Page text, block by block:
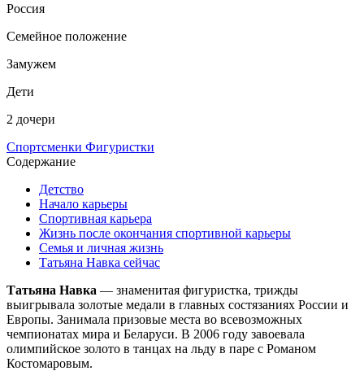
Россия
Семейное положение
Замужем
Дети
2 дочери
Спортсменки Фигуристки
Содержание
Детство
Начало карьеры
Спортивная карьера
Жизнь после окончания спортивной карьеры
Семья и личная жизнь
Татьяна Навка сейчас
Татьяна Навка — знаменитая фигуристка, трижды
выигрывала золотые медали в главных состязаниях России и
Европы. Занимала призовые места во всевозможных
чемпионатах мира и Беларуси. В 2006 году завоевала
олимпийское золото в танцах на льду в паре с Романом
Костомаровым.